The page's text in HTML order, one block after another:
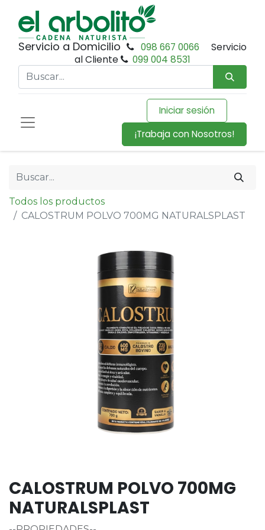
Servicio a Domicilio 098 667 0066
Servicio
al Cliente
099 004 8531
Iniciar sesión
¡Trabaja con Nosotros!
Todos los productos
CALOSTRUM POLVO 700MG NATURALSPLAST
CALOSTRUM POLVO 700MG
NATURALSPLAST